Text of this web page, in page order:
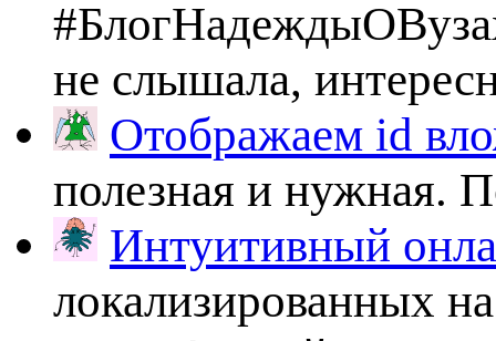
не слышала,
Отображаем id
полезная и нужная.
Интуитивный
локализированных